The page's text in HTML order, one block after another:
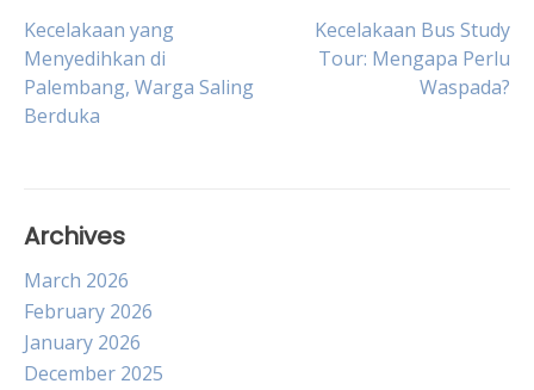
Post
navigation
Kecelakaan yang
Menyedihkan di
Palembang, Warga Saling
Berduka
Kecelakaan Bus Study
Tour: Mengapa Perlu
Waspada?
Archives
March 2026
February 2026
January 2026
December 2025